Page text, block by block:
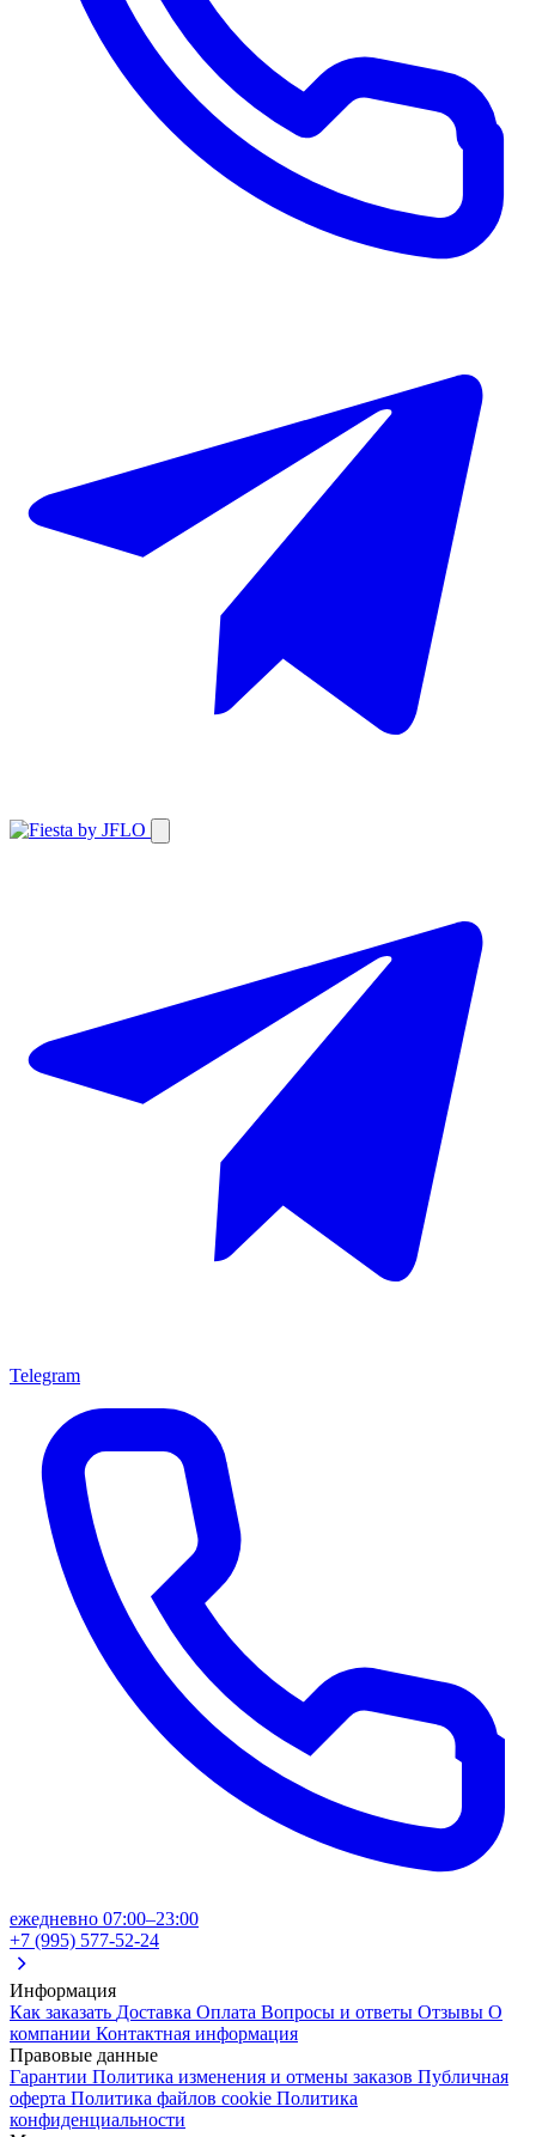
Telegram
ежедневно 07:00–23:00
+7 (995) 577-52-24
Информация
Как заказать Доставка Оплата Вопросы и ответы Отзывы О
компании Контактная информация
Правовые данные
Гарантии Политика изменения и отмены заказов Публичная
оферта Политика файлов cookie Политика
конфиденциальности